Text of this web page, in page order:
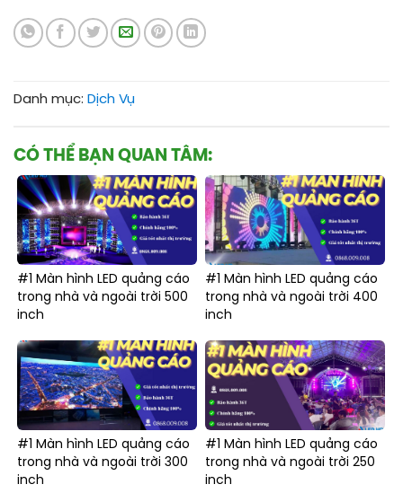
Danh mục: Dịch Vụ
CÓ THỂ BẠN QUAN TÂM:
#1 Màn hình LED quảng cáo
trong nhà và ngoài trời 500
inch
#1 Màn hình LED quảng cáo
trong nhà và ngoài trời 400
inch
#1 Màn hình LED quảng cáo
trong nhà và ngoài trời 300
inch
#1 Màn hình LED quảng cáo
trong nhà và ngoài trời 250
inch